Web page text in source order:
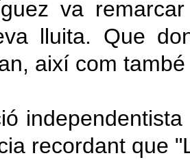
va
lluita. Que
així com
recordant que